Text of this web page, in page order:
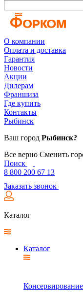
О компании
Оплата и доставка
Гарантия
Новости
Акции
Дилерам
Франшиза
Где купить
Контакты
Рыбинск
Ваш город Рыбинск?
Все верно Сменить
Поиск
8 800 200 67 13
Заказать звонок
Каталог
Каталог
Консервирование